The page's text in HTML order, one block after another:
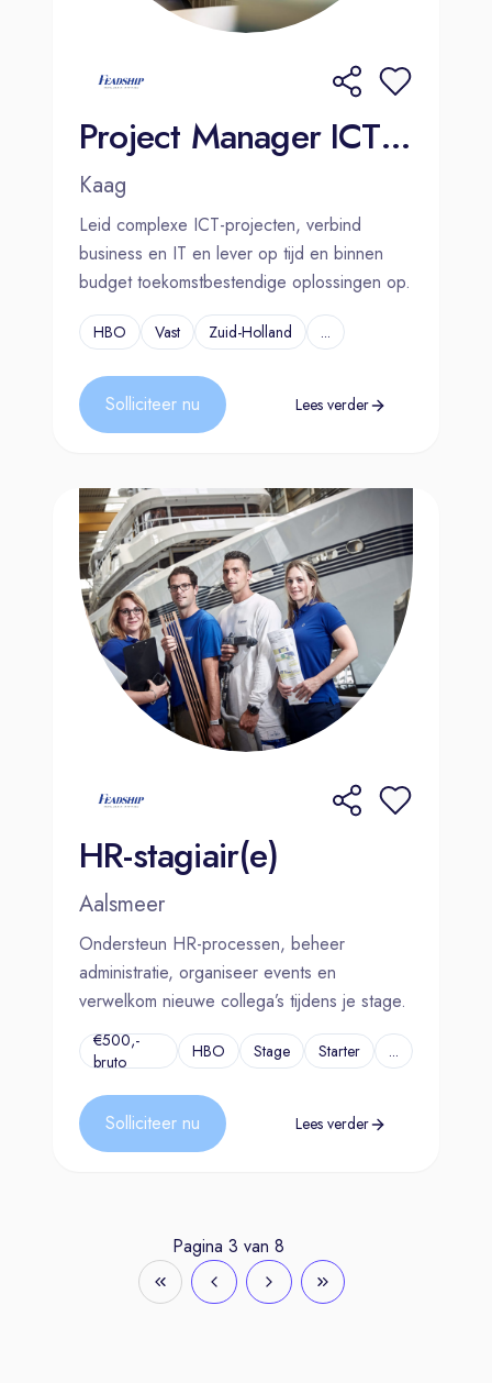
Project Manager ICT | Kaag
Kaag
Leid complexe ICT-projecten, verbind
business en IT en lever op tijd en binnen
budget toekomstbestendige oplossingen op.
HBO Vast Zuid-Holland ...
Solliciteer nu Lees verder
HR-stagiair(e)
Aalsmeer
Ondersteun HR-processen, beheer
administratie, organiseer events en
verwelkom nieuwe collega’s tijdens je stage.
€500,-
bruto
HBO Stage Starter ...
Solliciteer nu Lees verder
Pagina 3 van 8